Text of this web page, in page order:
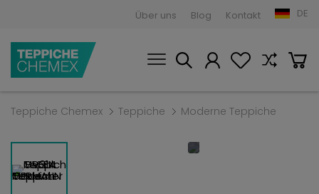
Über uns Blog Kontakt DE
Teppiche Chemex Teppiche Moderne Teppiche